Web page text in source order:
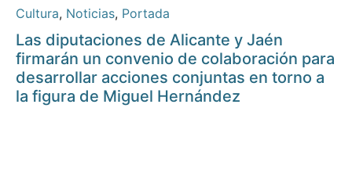
Cultura, Noticias, Portada
Las diputaciones de Alicante y Jaén
firmarán un convenio de colaboración para
desarrollar acciones conjuntas en torno a
la figura de Miguel Hernández